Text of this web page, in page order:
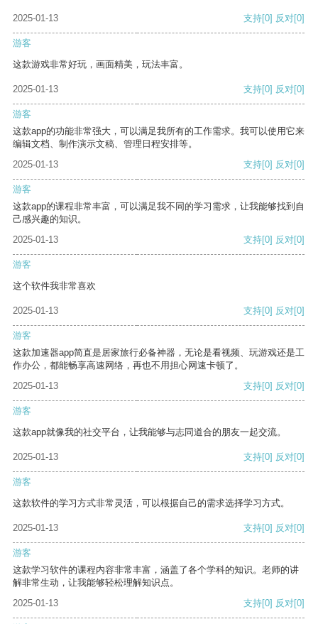
2025-01-13 支持[0] 反对[0]
游客
这款游戏非常好玩，画面精美，玩法丰富。
2025-01-13 支持[0] 反对[0]
游客
这款app的功能非常强大，可以满足我所有的工作需求。我可以使用它来
编辑文档、制作演示文稿、管理日程安排等。
2025-01-13
支持[0] 反对[0]
游客
这款app的课程非常丰富，可以满足我不同的学习需求，让我能够找到自
己感兴趣的知识。
2025-01-13
支持[0] 反对[0]
游客
这个软件我非常喜欢
2025-01-13 支持[0] 反对[0]
游客
这款加速器app简直是居家旅行必备神器，无论是看视频、玩游戏还是工
作办公，都能畅享高速网络，再也不用担心网速卡顿了。
2025-01-13
支持[0] 反对[0]
游客
这款app就像我的社交平台，让我能够与志同道合的朋友一起交流。
2025-01-13 支持[0] 反对[0]
游客
这款软件的学习方式非常灵活，可以根据自己的需求选择学习方式。
2025-01-13 支持[0] 反对[0]
游客
这款学习软件的课程内容非常丰富，涵盖了各个学科的知识。老师的讲
解非常生动，让我能够轻松理解知识点。
2025-01-13
支持[0] 反对[0]